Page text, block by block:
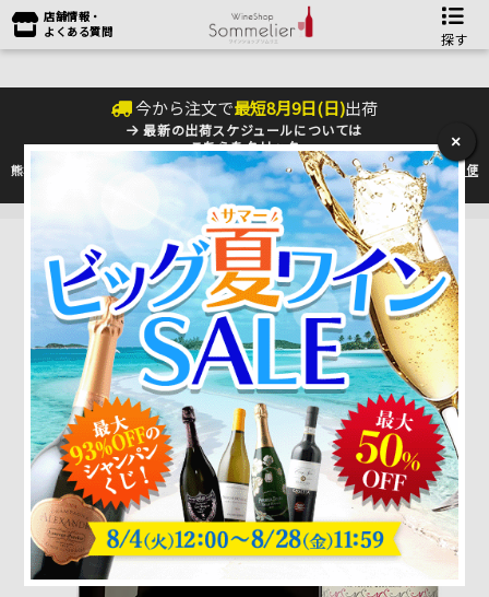
店舗情報・
よくある質問
探す
今から注文で最短8月9日(日)出荷
最新の出荷スケジュールについては
こちらをクリック
熊本地震の影響により九州への配送に遅れが生じております。最新情報は佐川急便
のHP
をご確認下さい。
×